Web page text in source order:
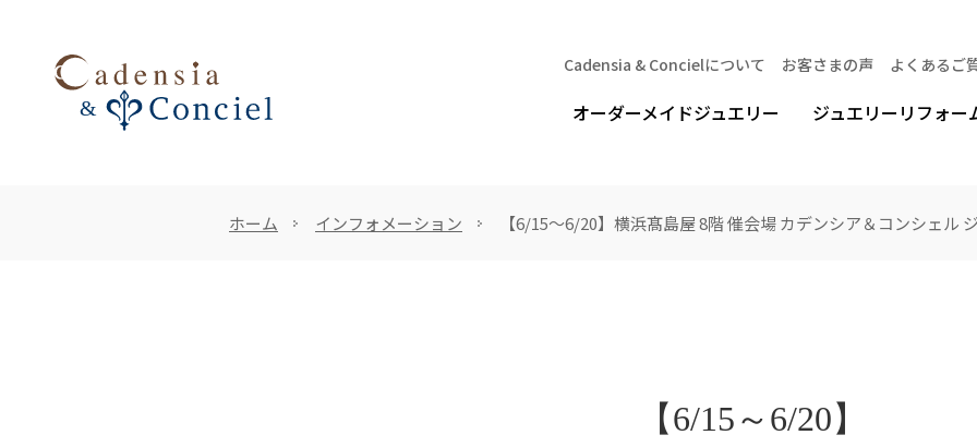
Cadensia & Concielについて お客さまの声 よくあるご
オーダーメイドジュエリー ジュエリーリフォー
ホーム インフォメーション 【6/15～6/20】横浜髙島屋 8階 催会場 カデンシア＆コンシェル
【6/15～6/20】